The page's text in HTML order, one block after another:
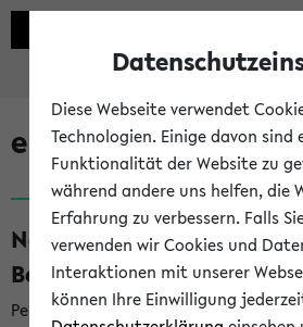
eKVV News
Nachhaltigkeitspreis
Bewerbungsphase
Per E-Mail eingestellt von
Diese Webseite verwendet
Technologien. Einige davon sind
Funktionalität der Website zu
während andere uns helfen, die
Erfahrung zu verbessern. Falls
verwenden wir Cookies und
Interaktionen mit unserer
können Ihre Einwilligung